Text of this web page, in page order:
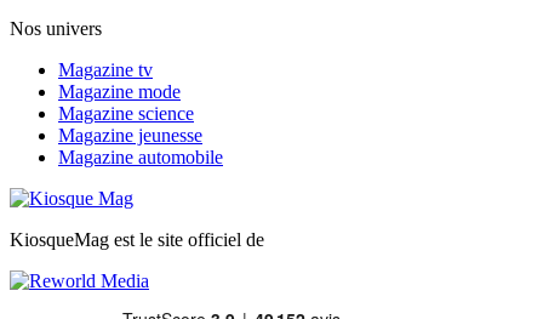
Nos univers
Magazine tv
Magazine mode
Magazine science
Magazine jeunesse
Magazine automobile
KiosqueMag est le site officiel de